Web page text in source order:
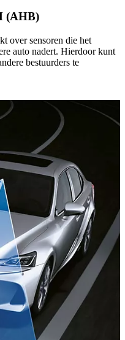
(AHB)
over sensoren die het
auto nadert. Hierdoor kunt
bestuurders te